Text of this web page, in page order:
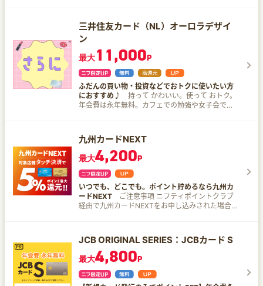
たも三井住友カード ゴールド（NL）で、賢くお得
な生活をスタートしちゃいましょう！ ※1 対象取引
や算定期間等の実際の適用条件などの詳細は、三
井住友カードのホームページを必ずご確認くださ
い。 ※2 毎年10,000Vポイントをもらうには、毎
年、年間100万円のご利用が必要となります。 ※3
カード現物のタッチ決済、iD、カードの差し込
み、磁気取引は対象外です。 ※3商業施設内にある
店舗などでは、一部ポイント付与の対象となりま
せん。 ※3一定金額（原則1万円）を超えると、タ
分は、 タッチ決済分のポイント還元の対象となり
ませんので、ご了承ください。上記、タッチ決済
とならない金額の上限は、ご利用される店舗によ
って異な る場合がございます。 ※3スマホのタッ
チ決済対象店舗とモバイルオーダーの対象店舗は
異なります。詳しくはサービス詳細ページをご確
認ください。 ※3通常のポイント分を含んだ還元率
です。 ※3ポイント還元率は利用金額に対する獲得
ポイントを示したもので、ポイントの交換方法に
Mastercard®タッチ決済はご利用いただけませ
ん。ポイント還元は受けられませんので、ご注意
ください。 ※4 商業施設内の店舗など、一部ポイ
ント加算の対象とならない店舗があります。 ※5 カ
ード現物のタッチ決済、iD、カード差し込み、磁
日 2026年7月1日～10月31日までにカードご利用
と「My JCB」にログインされた方、翌年2月上旬
頃にポイント付与。 入会受付日2026年10月1日～
12月31日 2026年10月1日～翌年1月31日までにカ
ードご利用と「My JCB」にログインされた方、
翌年5月上旬頃にポイント付与。 入会受付日2027
年1月1日～3月31日 2027年1月1日～4月30日まで
にカードご利用と「My JCB」にログインされた
方、8月上旬頃にポイント付与。 オリジナルピン
バッジプレゼントキャンペーン 【内容】 期間中に
ンバッジをプレゼントいたします。 合計10,000名
様に達し次第終了となります。 【条件】 条件1：
オンラインで新規入会 条件2：カードを1回以上利
用 【対象期間および商品発送時期】 カード発行対
象期間：2026年4月15日（水）～7月15日（水）
カード利用期間：2026年4月15日（水）～8月15
日（土） 商品発送時期：2026年9月下旬頃 カード
発行対象期間：2026年7月16日（木）～10月15日
（木） カード利用期間：2026年7月16日（木）～
～2027年1月15日（金） カード利用期間：2026年
10月16日（金）～2027年2月15日（月） 商品発送
時期：2027年4月上旬頃 カード発行対象期間：
2027年1月16日（土）～4月30日（金） カード利
用期間：2027年1月16日（土）～4月30日（金）
規入会＆条件達成で最大68,000円相当プレゼント
▼内訳 １．新規入会＆ご入会月＋1ヵ月後末まで
にスマホのタッチ決済1回で7,000円分のVポイン
トPayギフトプレゼント ２．新規入会&5万円以上
利用または10万円以上利用で最大3,000円分のV
ポイントPayギフトプレゼント └5万円以上利用で
1,000円分 └10万円以上利用で3,000円分 ３．新
規入会＆ご入会月の3ヵ月後末までに40万円以上
のご利用でプラス40,000ポイントをプレゼント
４．SBI証券口座開設&クレカ積立などで18,000円
ドは、なんといってもポイント特化型のプラチナ
カード。 基本還元率が1%なので、使えば使うほど
ポイントがザクザク貯まります！さらに、宿泊予
約サイト・ふるさと納税サイト等の特約店で利用
すると最大10%のポイント還元率！ 2.年間100万
円利用でボーナスポイントプレゼント 年間100万
円以上利用すると、100万円ごとに10,000Vポイ
ントがプレゼントされます。※1 最大40,000Vポイ
ントまでゲットできるチャンス！普段の買い物や
クレカ積立で最大5.0%ポイント付与 SBI証券のク
レカ積立で、最大5.0%のポイントが付与されま
す。※2 資産運用を考えている方にもピッタリの特
典です。！ 基本還元率1%、特約店では最大10%還
元、年間100万円利用でのボーナスポイント、 そ
してSBI証券のクレカ積立で、最大5.0%のポイン
三井住友カード（NL）オーロラデザイ
ン
最大11,000P
ふだんの買い物・投資などでおトクに使いたい方
におすすめ♪
持って かわいい。使って おトク。
年会費は永年無料。カフェでの勉強や女子会で、
場！ Qoo10、@cosme SHOPPINGにてVポイント
が最大10％貯まる！ 【三井住友カード（NL）オ
ーロラデザイン】 新規入会＆条件達成で最大
29,000円相当プレゼント 期間：2026年7月23日
～ ▼内訳 １．新規入会＆ご入会月＋1ヵ月後末ま
でにスマホのタッチ決済1回で5,000円分のVポイ
ントPayギフトプレゼント ２．新規入会&5万円以
上利用または10万円以上利用で最大6,000円分のV
ポイントPayギフトプレゼント └5万円以上利用で
３．SBI証券口座開設&クレカ積立などで18,000円
相当のVポイントプレゼント ◆学生限定 新規入会
＆条件達成で最大12,000円相当プレゼント ▼内訳
a)新規入会＆スマホのタッチ決済1回で5,000円分
のVポイントPayギフトプレゼント b)新規入会&5
万円以上利用または10万円以上利用で最大6,000
九州カードNEXT
最大4,200P
いつでも、どこでも。ポイント貯めるなら九州カ
ードNEXT ご注意事項 ニフティポイントクラブ
経由で九州カードNEXTをお申し込みされた場合
ンペーン案内ページの注意事項をご確認くださ
い。 ローソンやマクドナルドなどの対象店舗で九
州カードNEXTを使ってVISAタッチ決済すると最
大5％ポイント還元！ 対象店舗拡大中！ 対象店舗
以外のお買い物もいつでも1％還元！ クラシック
カードは年会費永年無料！ さらにゴールドカード
JCB ORIGINAL SERIES：JCBカード S
最大4,800P